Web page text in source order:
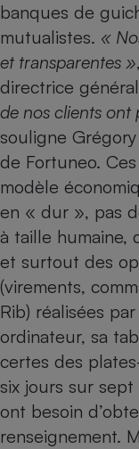
banques de
mutualistes. «
et transparentes »
directrice
de nos clients ont
souligne
de Fortuneo.
modèle
en « dur », pas
à taille humaine,
et surtout des
(virements,
Rib) réalisées
ordinateur, sa
certes des
six jours sur
ont besoin
renseignement.